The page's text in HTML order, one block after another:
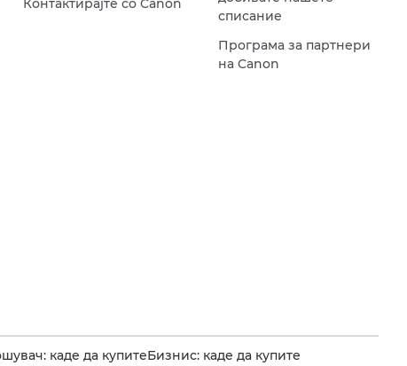
Контактирајте со Canon
списание
Програма за партнери
на Canon
каде да купитеБизнис: каде да купите